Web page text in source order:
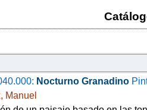
Nocturno Granadino
Manuel